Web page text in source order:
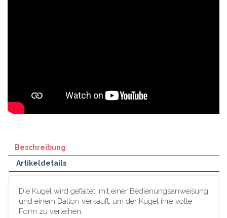
Beschreibung
Artikeldetails
Die Kugel wird gefaltet, mit einer Bedienungsanweisung
und einem Ballon verkauft, um der Kugel ihre volle
Form zu verleihen.